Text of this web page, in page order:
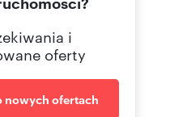
i
oferty
nowych ofertach